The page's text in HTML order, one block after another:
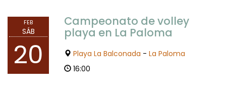
FEB
SÁB
20
Campeonato de volley
playa en La Paloma
Playa La Balconada - La Paloma
16:00